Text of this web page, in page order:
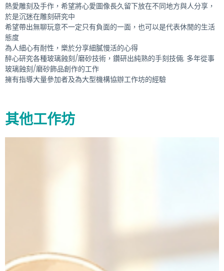
熱愛雕刻及手作，希望將心愛圖像長久留下放在不同地方與人分享，
於是沉迷在雕刻研究中
希望帶出無聊玩意不一定只有負面的一面，也可以是代表休閒的生活
態度
為人細心有耐性，樂於分享細膩慢活的心得
醉心研究各種玻璃蝕刻/磨砂技術，鑽研出純熟的手刻技倆; 多年從事
玻璃蝕刻/磨砂飾品創作的工作
擁有指導大量參加者及為大型機構協辦工作坊的經驗
其他工作坊